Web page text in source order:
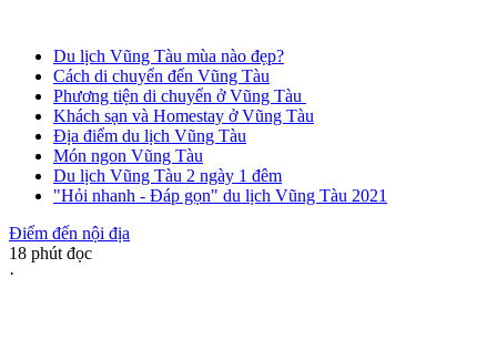
Du lịch Vũng Tàu mùa nào đẹp?
Cách di chuyển đến Vũng Tàu
Phương tiện di chuyển ở Vũng Tàu
Khách sạn và Homestay ở Vũng Tàu
Địa điểm du lịch Vũng Tàu
Món ngon Vũng Tàu
Du lịch Vũng Tàu 2 ngày 1 đêm
"Hỏi nhanh - Đáp gọn" du lịch Vũng Tàu 2021
Điểm đến nội địa
18 phút đọc
·